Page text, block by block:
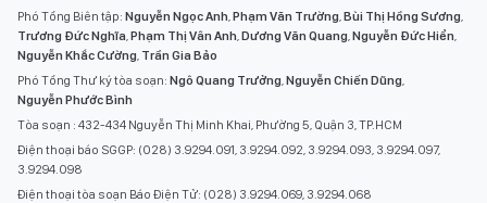
Phó Tổng Biên tập: Nguyễn Ngọc Anh Phạm Văn Trường Bùi Thị Hồng Sương
Trương Đức Nghĩa Phạm Thị Vân Anh Dương Văn Quang Nguyễn Đức Hiển
Nguyễn Khắc Cường Trần Gia Bảo
Phó Tổng Thư ký tòa soạn: Ngô Quang Trưởng Nguyễn Chiến Dũng
Nguyễn Phước Bình
Tòa soạn : 432-434 Nguyễn Thị Minh Khai, Phường 5, Quận 3, TP.HCM
Điện thoại báo SGGP: (028) 3.9294.091, 3.9294.092, 3.9294.093, 3.9294.097,
3.9294.098
Điện thoại tòa soạn Báo Điện Tử: (028) 3.9294.069, 3.9294.068